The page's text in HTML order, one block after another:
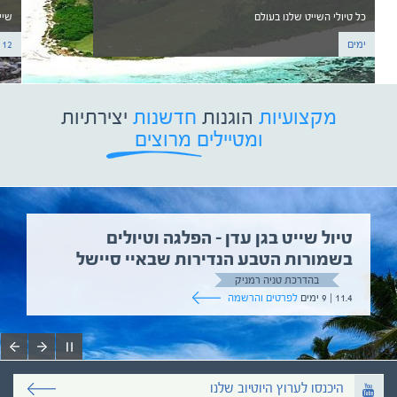
כל טיולי השייט שלנו בעולם
ימים 12 ימים
מקצועיות הוגנות חדשנות יצירתיות
ומטיילים מרוצים
טיול שייט בגן עדן – הפלגה וטיולים
בשמורות הטבע הנדירות שבאיי סיישל
בהדרכת טניה רמניק
11.4 | 9 ימים
לפרטים והרשמה
היכנסו לערוץ היוטיוב שלנו